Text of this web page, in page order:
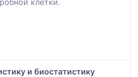
и биостатистику